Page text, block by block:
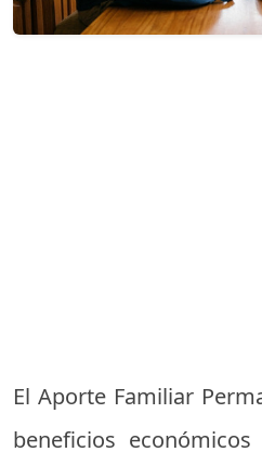
El Aporte Familiar
beneficios